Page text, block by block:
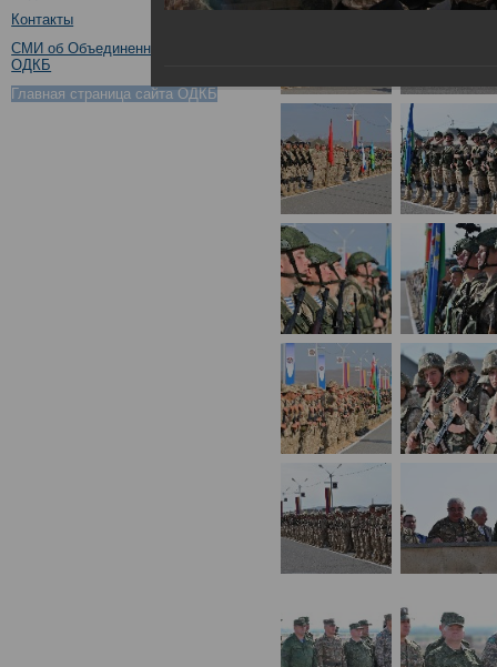
Контакты
СМИ об Объединенном штабе
ОДКБ
Главная страница сайта ОДКБ